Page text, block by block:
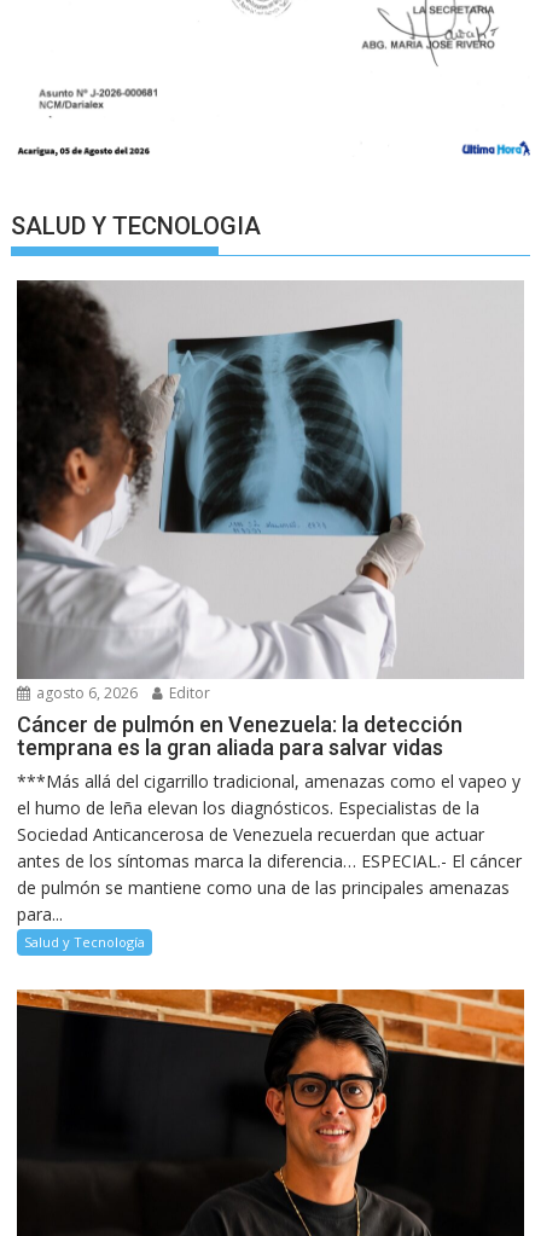
SALUD Y TECNOLOGIA
agosto 6, 2026 Editor
Cáncer de pulmón en Venezuela: la detección
temprana es la gran aliada para salvar vidas
***Más allá del cigarrillo tradicional, amenazas como el vapeo y
el humo de leña elevan los diagnósticos. Especialistas de la
Sociedad Anticancerosa de Venezuela recuerdan que actuar
antes de los síntomas marca la diferencia… ESPECIAL.- El cáncer
de pulmón se mantiene como una de las principales amenazas
para...
Salud y Tecnología